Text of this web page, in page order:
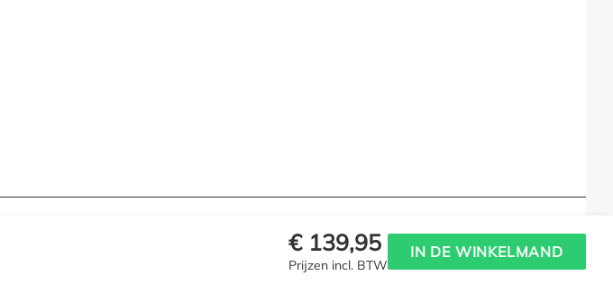
€ 139,95
Prijzen incl. BTW
IN DE WINKELMAND